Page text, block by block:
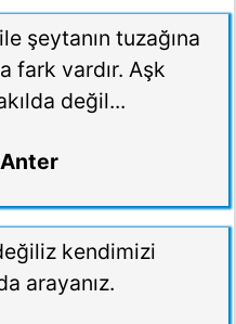
şeytanın tuzağına
fark vardır. Aşk
değil...
kendimizi
arayanız.